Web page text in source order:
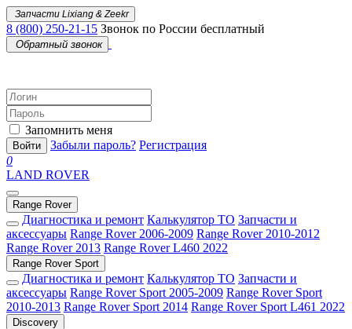
Запчасти Lixiang & Zeekr
8 (800) 250-21-15 Звонок по России бесплатный
Обратный звонок
Запомнить меня
Войти Забыли пароль? Регистрация
0
LAND ROVER
Range Rover
Диагностика и ремонт Калькулятор ТО Запчасти и
аксессуары Range Rover 2006-2009 Range Rover 2010-2012
Range Rover 2013 Range Rover L460 2022
Range Rover Sport
Диагностика и ремонт Калькулятор ТО Запчасти и
аксессуары Range Rover Sport 2005-2009 Range Rover Sport
2010-2013 Range Rover Sport 2014 Range Rover Sport L461 2022
Discovery